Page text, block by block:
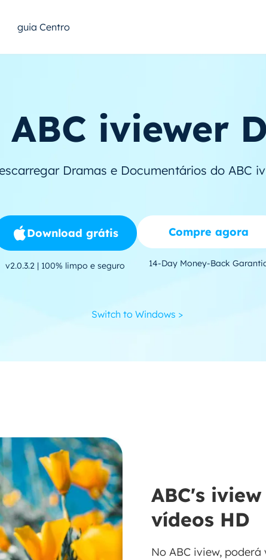
guia Centro
iviewer
Dramas e Documentários do ABC
Download grátis
v2.0.3.2 | 100% limpo e seguro
Compre agora
14-Day Money-Back
Switch to Windows >
ABC's
vídeos HD
No ABC iview,